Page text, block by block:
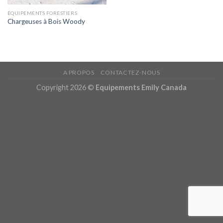
ÉQUIPEMENTS FORESTIERS
Chargeuses à Bois Woody
A PROPOS CONTACTEZ-NOUS
Copyright 2026 © Equipements Emily Canada